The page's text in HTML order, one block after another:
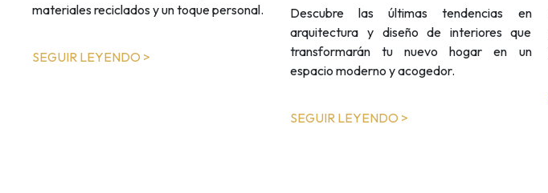
materiales reciclados y un toque personal.
SEGUIR LEYENDO >
Descubre las últimas tendencias en
arquitectura y diseño de interiores que
transformarán tu nuevo hogar en un
espacio moderno y acogedor.
SEGUIR LEYENDO >